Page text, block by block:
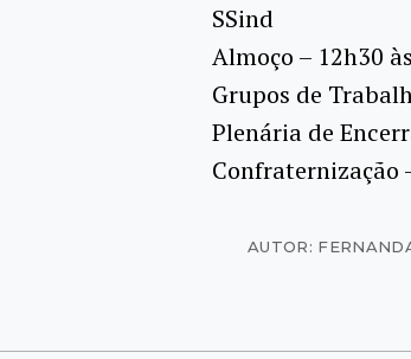
SSind
Almoço – 12h30
Grupos de
Plenária de
Confraternização
AUTOR: